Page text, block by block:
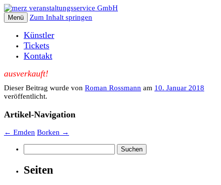
Menü Zum Inhalt springen
Künstler
Tickets
Kontakt
ausverkauft!
Dieser Beitrag wurde von Roman Rossmann am 10. Januar 2018
veröffentlicht.
Artikel-Navigation
← Emden Borken →
nach:
Seiten